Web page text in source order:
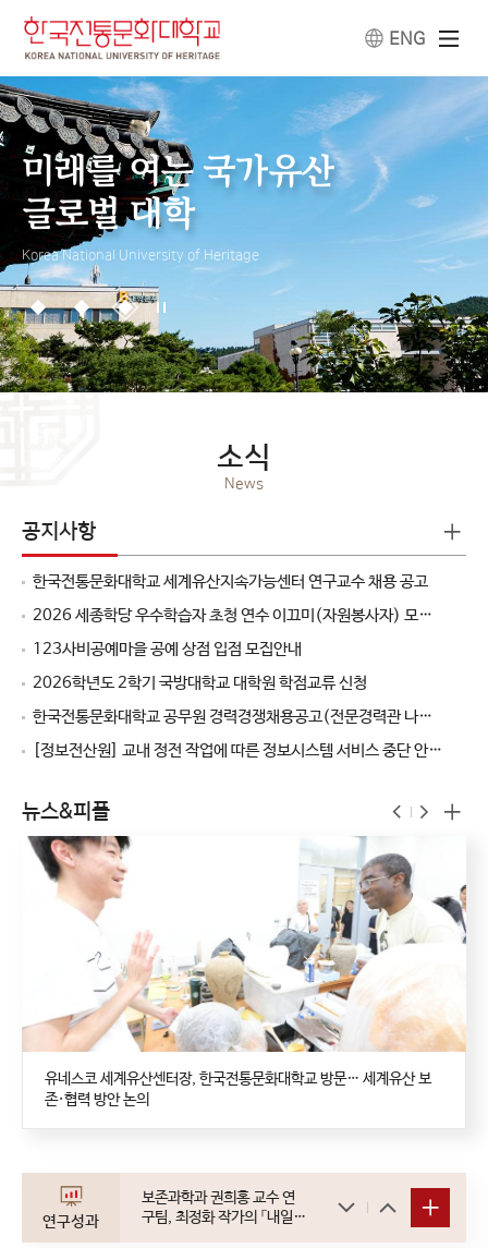
ENG
미래를 여는 국가유산
글로벌 대학
미래를 여는 국가유산
글로벌 대학
Korea National University of Heritage
미래를 여는 국가유산
글로벌 대학
Korea National University of Heritage
소식
News
공지사항
한국전통문화대학교 세계유산지속가능센터 연구교수 채용 공고
2026 세종학당 우수학습자 초청 연수 이끄미(자원봉사자) 모집
123사비공예마을 공예 상점 입점 모집안내
2026학년도 2학기 국방대학교 대학원 학점교류 신청
한국전통문화대학교 공무원 경력경쟁채용공고(전문경력관 나군
​[정보전산원] 교내 정전 작업에 따른 정보시스템 서비스 중단 안내
뉴스&피플
유네스코 세계유산센터장, 한국전통문화대학교 방문… 세계유산 보
존·협력 방안 논의
연구성과
보존과학과 권희홍 교수 연
구팀, 최정화 작가의 「내일의